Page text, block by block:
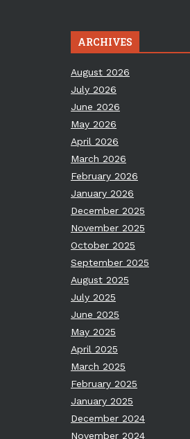
ARCHIVES
August 2026
July 2026
June 2026
May 2026
April 2026
March 2026
February 2026
January 2026
December 2025
November 2025
October 2025
September 2025
August 2025
July 2025
June 2025
May 2025
April 2025
March 2025
February 2025
January 2025
December 2024
November 2024